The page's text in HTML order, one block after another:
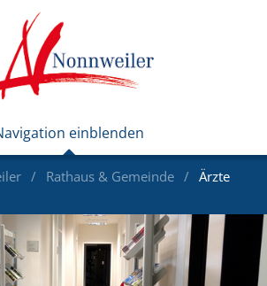
Rathaus & Gemeinde
Ärzte